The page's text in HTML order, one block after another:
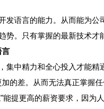
语言的能力。从而能为公
。只有掌握的最新技术才
言
中精力和全心投入才能精
的差。从而无法真正掌握
提更高的薪资要求，因为